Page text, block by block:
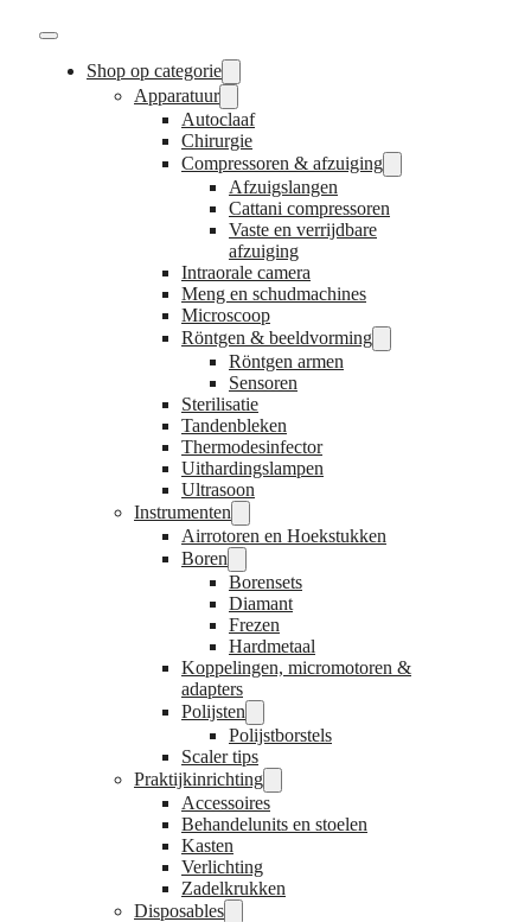
Shop op categorie
Apparatuur
Autoclaaf
Chirurgie
Compressoren & afzuiging
Afzuigslangen
Cattani compressoren
Vaste en verrijdbare
afzuiging
Intraorale camera
Meng en schudmachines
Microscoop
Röntgen & beeldvorming
Röntgen armen
Sensoren
Sterilisatie
Tandenbleken
Thermodesinfector
Uithardingslampen
Ultrasoon
Instrumenten
Airrotoren en Hoekstukken
Boren
Borensets
Diamant
Frezen
Hardmetaal
Koppelingen, micromotoren &
adapters
Polijsten
Polijstborstels
Scaler tips
Praktijkinrichting
Accessoires
Behandelunits en stoelen
Kasten
Verlichting
Zadelkrukken
Disposables